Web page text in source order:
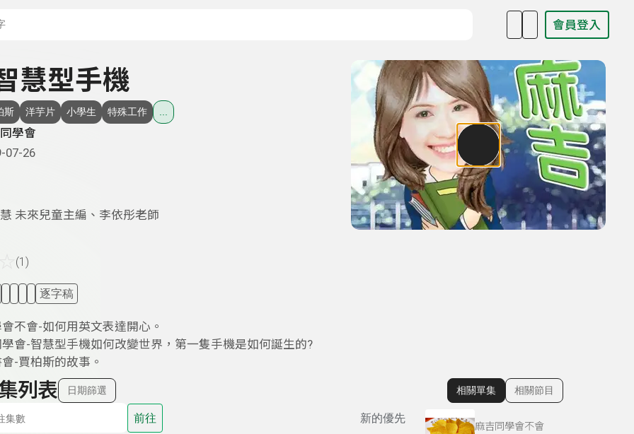
會員登入
慧型手機
斯 洋芋片 小學生 特殊工作
學會
07-26
未來兒童主編、李依彤老師
(1)
逐字稿
不會-如何用英文表達開心。
會-智慧型手機如何改變世界，第一隻手機是如何誕生的?
-賈柏斯的故事。
列表 日期篩選
前往 新的優先
顯示相關單集
相關單集 相關節目
麻吉同學會不會